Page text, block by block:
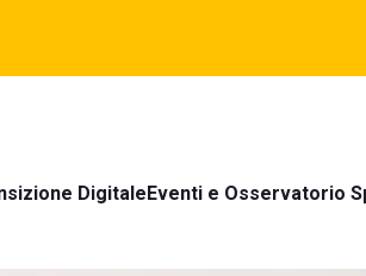
DigitaleEventi e Osservatorio